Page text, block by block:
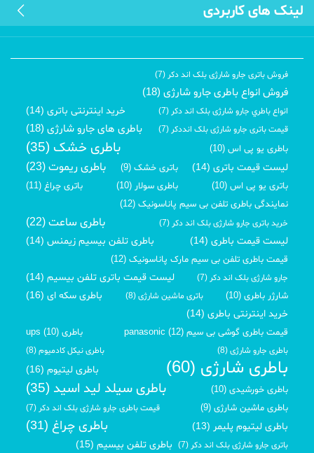
لینک های کاربردی
فروش باتری جارو شارژی بلک اند دکر (7)
فروش انواع باطری جارو شارژی (18)
انواع باطري جارو شارژی بلک اند دکر (7) خرید اینترنتی باتری (14)
قیمت باتری جارو شارژی بلک انددکر (7) باطری های جارو شارژی (18)
باطری یو پی اس (10) باطری خشک (35)
لیست قیمت باتری (14) باتری خشک (9) باطری ریموت (23)
باتری یو پی اس (10) باطری سولار (10)
باتری چراغ (11)
نمایندگی باطری تلفن بی سیم پاناسونیک (12)
خرید باتری جارو شارژی بلک اند دکر (7) باطری ساعت (22)
لیست قیمت باطری (14) باطری تلفن بیسیم زیمنس (14)
قیمت باطری تلفن بی سیم مارک پاناسونیک (12)
جارو شارژی بلک اند دکر (7) لیست قیمت باتری تلفن بیسیم (14)
شارژر باطری (10) باتری ماشین شارژی (8)
باطری سکه ای (16)
خرید اینترنتی باطری (14)
قیمت باطری گوشی بی سیم panasonic (12) باطری ups (10)
باطری جارو شارژی (8) باطری نیکل کادمیوم (8)
باطری شارژی (60) باطری لیتیوم (16)
باطری خورشیدی (10) باطری سیلد لید اسید (35)
باطری ماشین شارژی (9) قیمت باطری جارو شارژی بلک اند دکر (7)
باطری لیتیوم پلیمر (13) باطری چراغ (31)
باتری جارو شارژی بلک اند دکر (7) باطری تلفن بیسیم (15)